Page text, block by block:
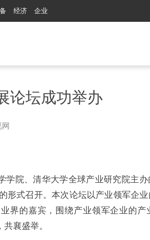
经济 企业
论坛成功举办
学院、清华大学全球产业研究院主
形式召开。本次论坛以产业领军企业
界的嘉宾，围绕产业领军企业的产
襄盛举。